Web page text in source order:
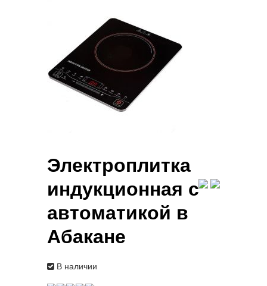
Электроплитка
индукционная с
автоматикой в
Абакане
В наличии